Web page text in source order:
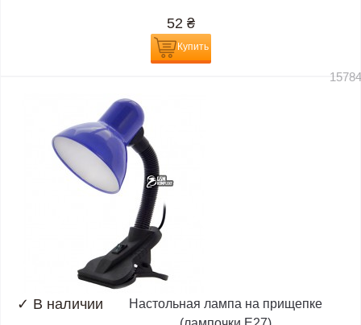
52 ₴
Купить
✓ В наличии
Настольная лампа на прищепке